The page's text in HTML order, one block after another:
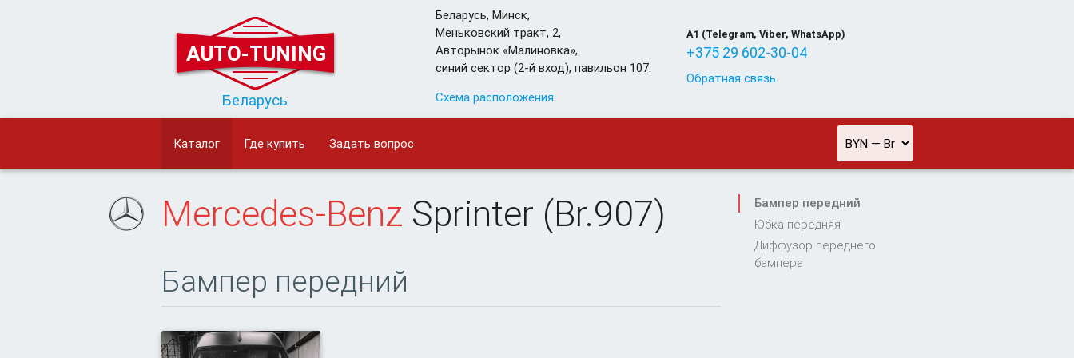
AUTO-TUNING
Беларусь
Беларусь,Минск,
Меньковский тракт, 2,
Авторынок «Малиновка»,
синий сектор (2-й вход), павильон 107.
Схема расположения
A1 (Telegram, Viber, WhatsApp)
+375 29 602-30-04
Обратная связь
Каталог Где купить Задать вопрос
Mercedes-Benz Sprinter (Br.907)
Бампер передний
Юбка передняя
Диффузор переднего
бампера
Бампер передний